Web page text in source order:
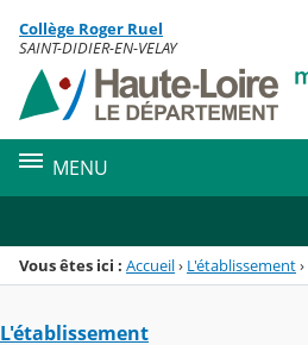
Menu de la rubrique
Contenu
Collège Roger Ruel
SAINT-DIDIER-EN-VELAY
MENU
Vous êtes ici : Accueil› L'établissement›
L'établissement